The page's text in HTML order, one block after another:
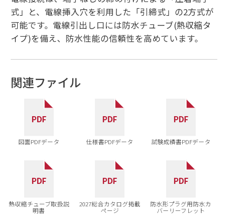
式」と、電線挿入穴を利用した「引締式」の2方式が
可能です。電線引出し口には防水チューブ(熱収縮タ
イプ)を備え、防水性能の信頼性を高めています。
関連ファイル
図面PDFデータ 仕様書PDFデータ 試験成績書PDFデータ
熱収縮チューブ取扱説
明書
2027総合カタログ掲載
ページ
防水形プラグ用防水カ
バーリーフレット